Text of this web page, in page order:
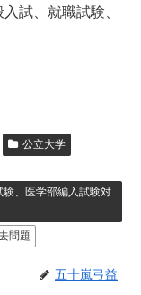
試、就職試験、
公立大学
、医学部編入試験対
問題
五十嵐弓益